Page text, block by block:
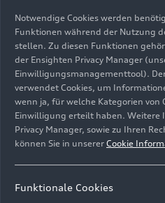
5,2 Liter-V10-FSI-Motor
Bild-Nr: A225111 · Copyright:
Rechte: Verwendung für
Notwendige Cookies werden
Funktionen während der Nutzung
stellen. Zu diesen Funktionen
der Ensighten Privacy Manager
Einwilligungsmanagementtool).
verwendet Cookies, um
wenn ja, für welche Kategorien von
Einwilligung erteilt haben. Weitere
Privacy Manager, sowie zu Ihren
können Sie in unserer Cookie
Funktionale Cookies